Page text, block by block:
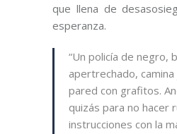
que llena de
esperanza.
“Un policía de negro,
apertrechado, camina
pared con grafitos.
quizás para no hacer
instrucciones con la